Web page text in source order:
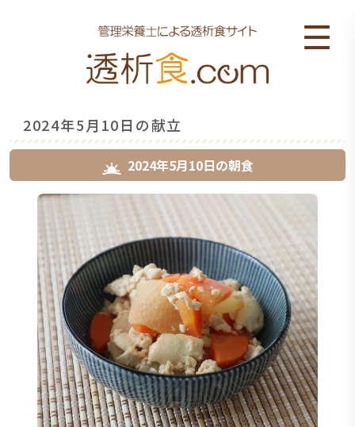
2024年5月10日の献立
2024年5月10日の朝食